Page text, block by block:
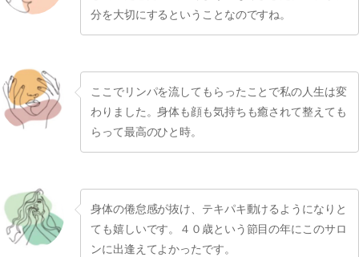
分を大切にするということなのですね。
ここでリンパを流してもらったことで私の人生は変
わりました。身体も顔も気持ちも癒されて整えても
らって最高のひと時。
身体の倦怠感が抜け、テキパキ動けるようになりと
ても嬉しいです。４０歳という節目の年にこのサロ
ンに出逢えてよかったです。